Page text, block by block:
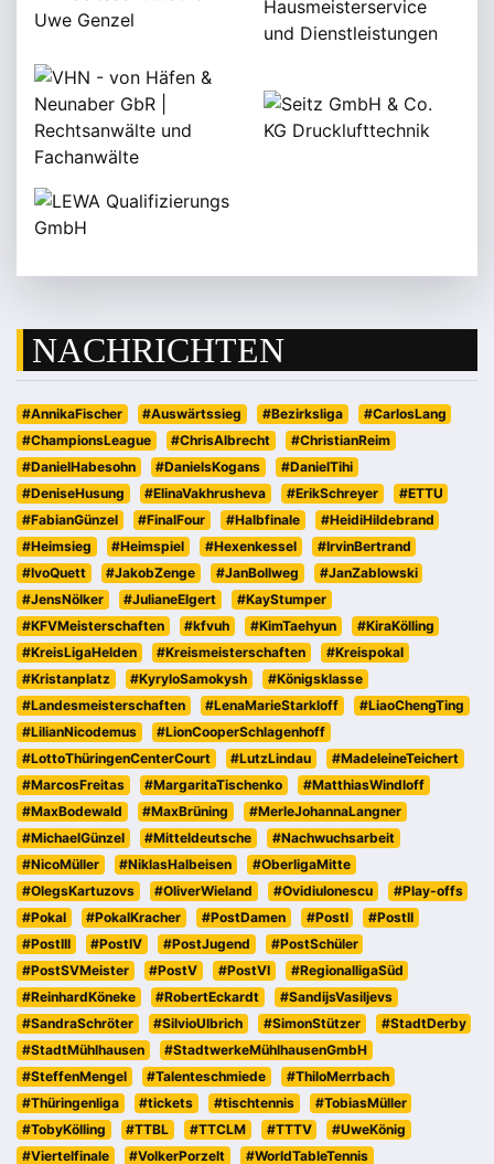
NACHRICHTEN
#AnnikaFischer #Auswärtssieg #Bezirksliga
#CarlosLang
#ChampionsLeague
#ChrisAlbrecht
#ChristianReim
#DanielHabesohn
#DanielsKogans
#DanielTihi
#DeniseHusung
#ElinaVakhrusheva #ErikSchreyer
#ETTU
#FabianGünzel
#FinalFour #Halbfinale
#HeidiHildebrand
#Heimsieg
#Heimspiel #Hexenkessel
#IrvinBertrand
#IvoQuett
#JakobZenge #JanBollweg
#JanZablowski
#JensNölker
#JulianeElgert
#KayStumper
#KFVMeisterschaften
#kfvuh #KimTaehyun
#KiraKölling
#KreisLigaHelden
#Kreismeisterschaften
#Kreispokal
#Kristanplatz
#KyryloSamokysh
#Königsklasse
#Landesmeisterschaften
#LenaMarieStarkloff
#LiaoChengTing
#LilianNicodemus
#LionCooperSchlagenhoff
#LottoThüringenCenterCourt
#LutzLindau
#MadeleineTeichert
#MarcosFreitas
#MargaritaTischenko
#MatthiasWindloff
#MaxBodewald
#MaxBrüning
#MerleJohannaLangner
#MichaelGünzel
#Mitteldeutsche
#Nachwuchsarbeit
#NicoMüller
#NiklasHalbeisen
#OberligaMitte
#OlegsKartuzovs
#OliverWieland #OvidiuIonescu
#Play-offs
#Pokal
#PokalKracher #PostDamen #PostI
#PostII
#PostIII
#PostIV #PostJugend
#PostSchüler
#PostSVMeister
#PostV #PostVI
#RegionalligaSüd
#ReinhardKöneke
#RobertEckardt
#SandijsVasiljevs
#SandraSchröter
#SilvioUlbrich #SimonStützer
#StadtDerby
#StadtMühlhausen
#StadtwerkeMühlhausenGmbH
#SteffenMengel
#Talenteschmiede
#ThiloMerrbach
#Thüringenliga
#tickets #tischtennis
#TobiasMüller
#TobyKölling
#TTBL #TTCLM #TTTV
#UweKönig
#Viertelfinale
#VolkerPorzelt #WorldTableTennis